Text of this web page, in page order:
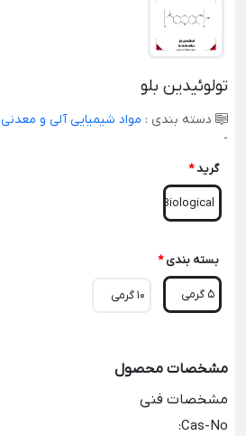
تولوئیدین بلو
دسته بندی : مواد شیمیایی آلی و معدنی
-
گرید*
Biological
بسته بندی *
5 گرمی 10 گرمی
مشخصات محصول
مشخصات فنی
Cas-No
: